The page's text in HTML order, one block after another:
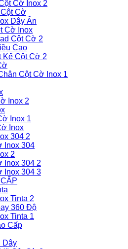
Cờ Inox 2
Cờ
Dây Ẩn
Cờ Inox
Cột Cờ 2
Cao
Kế Cột Cờ 2
Cột Cờ Inox 1
Inox 2
Inox 1
Inox
304 2
Inox 304
2
Inox 304 2
Inox 304 3
Tinta 2
360 Độ
Tinta 1
Cấp
Dây